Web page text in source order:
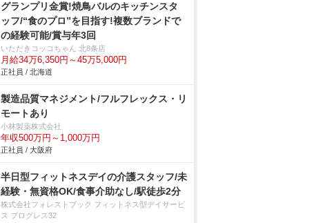
グランプリ金賞!焼鳥バルのキッチンスタ
ッフ/“食のプロ”を目指す!複数ブランドで
の経験可能/賞与年3回
いただきコッコちゃん 北8条店
月給34万6,350円～45万5,000円
正社員 / 北海道
製造品質マネジメント/フルフレックス・リ
モートあり
小林製薬株式会社
年収500万円～1,000万円
正社員 / 大阪府
半日型フィットネスデイの介護スタッフ/未
経験・無資格OK/食事介助なし/駅徒歩2分
株式会社フォレストブック フィットネス型デイサービ
ス プログレス32